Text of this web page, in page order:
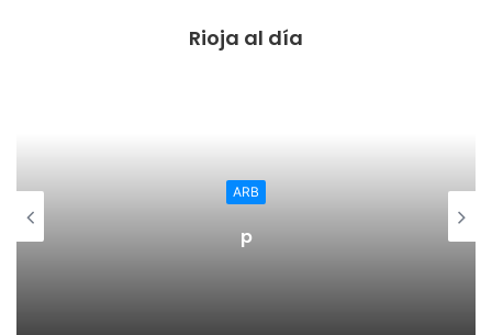
Rioja al día
ARB
p